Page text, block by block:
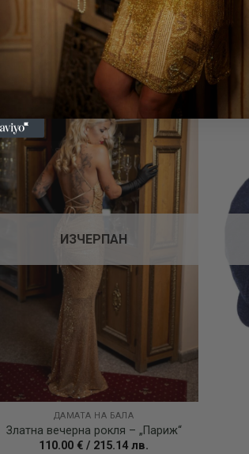
ВЕЧЕРНИ РОКЛИ
Ръчно изработена рокля с
мъниста – „Берлин“
€ / 1 173.50лв.
Add to
wishlist
ИЗЧЕРПАН
ДАМАТА НА БАЛА
Златна вечерна рокля – „Париж“
110.00 € / 215.14 лв.